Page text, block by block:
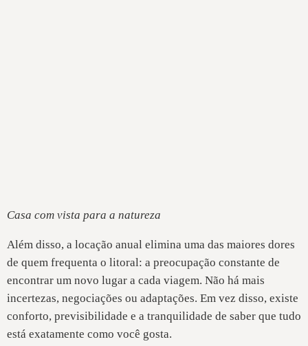
Casa com vista para a natureza
Além disso, a locação anual elimina uma das maiores dores
de quem frequenta o litoral: a preocupação constante de
encontrar um novo lugar a cada viagem. Não há mais
incertezas, negociações ou adaptações. Em vez disso, existe
conforto, previsibilidade e a tranquilidade de saber que tudo
está exatamente como você gosta.